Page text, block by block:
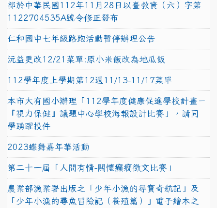
部於中華民國112年11月28日以臺教資（六）字第
1122704535A號令修正發布
仁和國中七年級路跑活動暫停辦理公告
沅益更改12/21菜單:原小米飯改為地瓜飯
112學年度上學期第12週11/13-11/17菜單
本市大有國小辦理「112學年度健康促進學校計畫－
『視力保健』議題中心學校海報設計比賽」，請同
學踴躍投件
2023蝶舞嘉年華活動
第二十一屆「人間有情-關懷癲癇徵文比賽」
農業部漁業署出版之「少年小漁的尋寶奇航記」及
「少年小漁的尋魚冒險記（養殖篇）」電子繪本之